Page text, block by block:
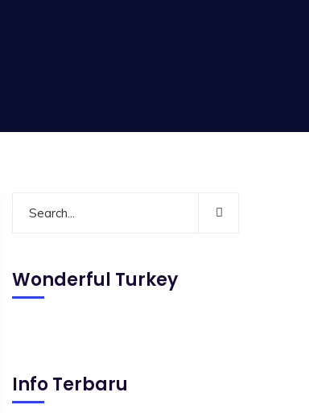
Wonderful Turkey
Info Terbaru